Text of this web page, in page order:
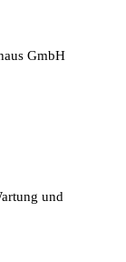
GmbH
und